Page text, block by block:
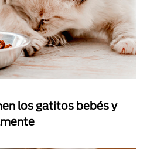
los gatitos bebés y